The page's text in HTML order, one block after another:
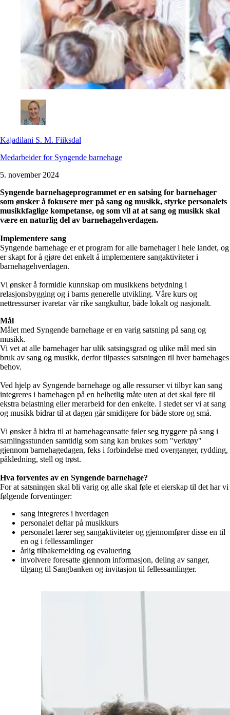
Kajadilani S. M. Fiiksdal
Medarbeider for Syngende barnehage
5. november 2024
Syngende barnehageprogrammet er en satsing for barnehager
som ønsker å fokusere mer på sang og musikk, styrke personalets
musikkfaglige kompetanse, og som vil at at sang og musikk skal
være en naturlig del av barnehagehverdagen.
Implementere sang
Syngende barnehage er et program for alle barnehager i hele landet, og
er skapt for å gjøre det enkelt å implementere sangaktiviteter i
barnehagehverdagen.
Vi ønsker å formidle kunnskap om musikkens betydning i
relasjonsbygging og i barns generelle utvikling. Våre kurs og
nettressurser ivaretar vår rike sangkultur, både lokalt og nasjonalt.
Mål
Målet med Syngende barnehage er en varig satsning på sang og
musikk.
Vi vet at alle barnehager har ulik satsingsgrad og ulike mål med sin
bruk av sang og musikk, derfor tilpasses satsningen til hver barnehages
behov.
Ved hjelp av Syngende barnehage og alle ressurser vi tilbyr kan sang
integreres i barnehagen på en helhetlig måte uten at det skal føre til
ekstra belastning eller merarbeid for den enkelte. I stedet ser vi at sang
og musikk bidrar til at dagen går smidigere for både store og små.
Vi ønsker å bidra til at barnehageansatte føler seg tryggere på sang i
samlingsstunden samtidig som sang kan brukes som "verktøy"
gjennom barnehagedagen, feks i forbindelse med overganger, rydding,
påkledning, stell og trøst.
Hva forventes av en Syngende barnehage?
For at satsningen skal bli varig og alle skal føle et eierskap til det har vi
følgende forventinger:
sang integreres i hverdagen
personalet deltar på musikkurs
personalet lærer seg sangaktiviteter og gjennomfører disse en til
en og i fellessamlinger
årlig tilbakemelding og evaluering
involvere foresatte gjennom informasjon, deling av sanger,
tilgang til Sangbanken og invitasjon til fellessamlinger.